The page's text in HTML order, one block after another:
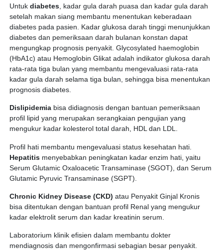
Untuk diabetes, kadar gula darah puasa dan kadar gula darah
setelah makan siang membantu menentukan keberadaan
diabetes pada pasien. Kadar glukosa darah tinggi menunjukkan
diabetes dan pemeriksaan darah bulanan konstan dapat
mengungkap prognosis penyakit. Glycosylated haemoglobin
(HbA1c) atau Hemoglobin Glikat adalah indikator glukosa darah
rata-rata tiga bulan yang membantu mengevaluasi rata-rata
kadar gula darah selama tiga bulan, sehingga bisa menentukan
prognosis diabetes.
Dislipidemiabisa didiagnosis dengan bantuan pemeriksaan
profil lipid yang merupakan serangkaian pengujian yang
mengukur kadar kolesterol total darah, HDL dan LDL.
Profil hati membantu mengevaluasi status kesehatan hati.
Hepatitismenyebabkan peningkatan kadar enzim hati, yaitu
Serum Glutamic Oxaloacetic Transaminase (SGOT), dan Serum
Glutamic Pyruvic Transaminase (SGPT).
Chronic Kidney Disease (CKD) atau Penyakit Ginjal Kronis
bisa ditentukan dengan bantuan profil Renal yang mengukur
kadar elektrolit serum dan kadar kreatinin serum.
Laboratorium klinik efisien dalam membantu dokter
mendiagnosis dan mengonfirmasi sebagian besar penyakit.